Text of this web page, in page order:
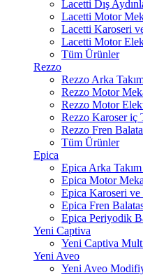
Lacetti Dış
Lacetti Motor
Lacetti Karoseri
Lacetti Motor
Tüm Ürünler
Rezzo
Rezzo Arka
Rezzo Motor
Rezzo Motor
Rezzo Karoser iç
Rezzo Fren
Tüm Ürünler
Epica
Epica Arka
Epica Motor
Epica Karoseri
Epica Fren
Epica Periyodik
Yeni Captiva
Yeni Captiva
Yeni Aveo
Yeni Aveo